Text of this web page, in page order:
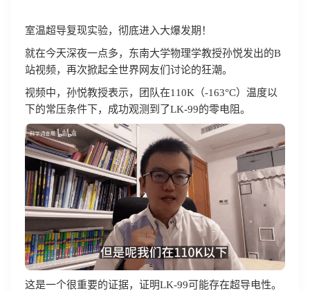
室温超导复现实验，彻底进入大爆发期！
就在今天深夜一点多，东南大学物理学教授孙悦发出的B
站视频，再次掀起全世界网友们讨论的狂潮。
视频中，孙悦教授表示，团队在110K（-163°C）温度以
下的常压条件下，成功观测到了LK-99的零电阻。
这是一个很重要的证据，证明LK-99可能存在超导电性。